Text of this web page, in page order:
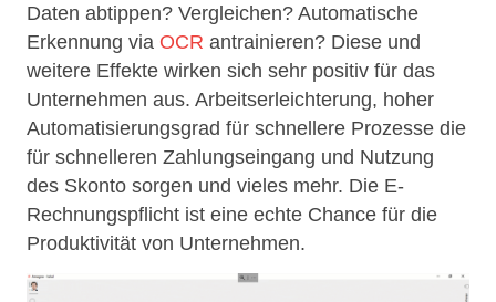
Daten abtippen? Vergleichen? Automatische
Erkennung via OCR antrainieren? Diese und
weitere Effekte wirken sich sehr positiv für das
Unternehmen aus. Arbeitserleichterung, hoher
Automatisierungsgrad für schnellere Prozesse die
für schnelleren Zahlungseingang und Nutzung
des Skonto sorgen und vieles mehr. Die E-
Rechnungspflicht ist eine echte Chance für die
Produktivität von Unternehmen.